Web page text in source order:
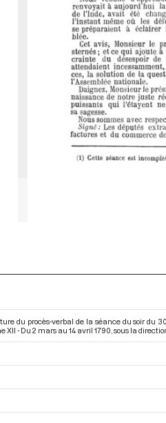
du procès-verbal de la séance du soir
XII - Du 2 mars au 14 avril 1790 , sous la